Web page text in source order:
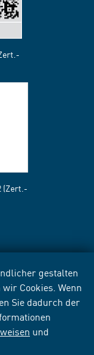
gestalten
Cookies. Wenn
Sie dadurch der
und
(Zert.-